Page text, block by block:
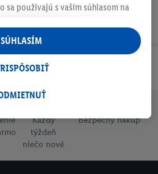
Newsletter!
Každý
týždeň
niečo nové
Bezpečný nákup
sa používajú s vaším súhlasom na
služieb Lidl aj mimo nich. Ak
Plus, na tieto účely sa spracúvajú
správania v obchode.
Plus alebo sa prihlásite do svojho
identifikátor z e-mailovej adresy,
mohli rozpoznať v službách
SÚHLASÍM